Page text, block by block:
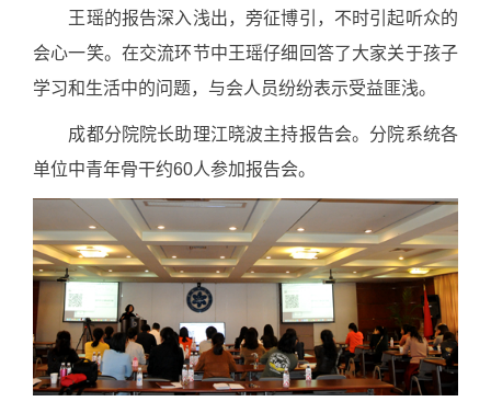
王瑶的报告深入浅出，旁征博引，不时引起听众的
会心一笑。在交流环节中王瑶仔细回答了大家关于孩子
学习和生活中的问题，与会人员纷纷表示受益匪浅。
成都分院院长助理江晓波主持报告会。分院系统各
单位中青年骨干约60人参加报告会。